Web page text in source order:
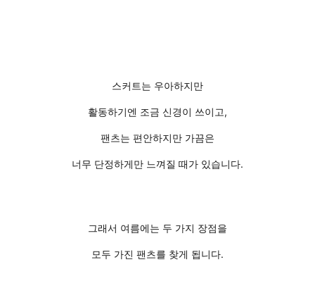
스커트는 우아하지만
활동하기엔 조금 신경이 쓰이고,
팬츠는 편안하지만 가끔은
너무 단정하게만 느껴질 때가 있습니다.
그래서 여름에는 두 가지 장점을
모두 가진 팬츠를 찾게 됩니다.